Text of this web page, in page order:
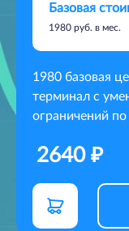
Базовая
1980 руб. в мес.
1980 базовая
терминал с
ограничений
2640₽